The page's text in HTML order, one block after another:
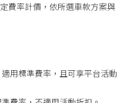
費率計價，依所選車款方案與
用標準費率，且可享平台活動